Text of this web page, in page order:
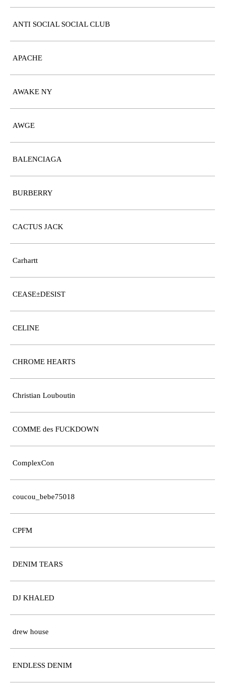
ANTI SOCIAL SOCIAL CLUB
APACHE
AWAKE NY
AWGE
BALENCIAGA
BURBERRY
CACTUS JACK
Carhartt
CEASE±DESIST
CELINE
CHROME HEARTS
Christian Louboutin
COMME des FUCKDOWN
ComplexCon
coucou_bebe75018
CPFM
DENIM TEARS
DJ KHALED
drew house
ENDLESS DENIM